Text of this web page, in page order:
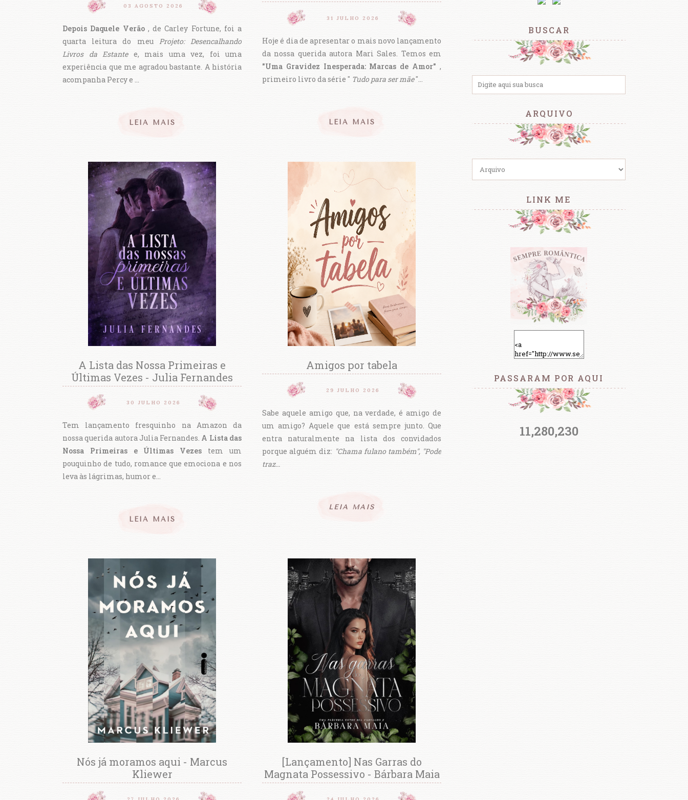
03 AGOSTO 2026
Depois Daquele Verão, de Carley Fortune, foi a
quarta leitura do meu Projeto: Desencalhando
Livros da Estantee, mais uma vez, foi uma
experiência que me agradou bastante. A história
acompanha Percy e …
LEIA MAIS
31 JULHO 2026
Hoje é dia de apresentar o mais novo lançamento
da nossa querida autora Mari Sales. Temos em
"Uma Gravidez Inesperada: Marcas de Amor" ,
primeiro livro da série " Tudo para ser mãe"…
LEIA MAIS
A Lista das Nossa Primeiras e
Últimas Vezes - Julia Fernandes
30 JULHO 2026
Tem lançamento fresquinho na Amazon da
nossa querida autora Julia Fernandes. A Lista das
Nossa Primeiras e Últimas Vezes tem um
pouquinho de tudo, romance que emociona e nos
leva às lágrimas, humor e…
LEIA MAIS
Amigos por tabela
29 JULHO 2026
Sabe aquele amigo que, na verdade, é amigo de
um amigo? Aquele que está sempre junto. Que
entra naturalmente na lista dos convidados
porque alguém diz: "Chama fulano também", "Pode
traz…
LEIA MAIS
Nós já moramos aqui - Marcus
Kliewer
[Lançamento] Nas Garras do
Magnata Possessivo - Bárbara Maia
BUSCAR
ARQUIVO
LINK ME
PASSARAM POR AQUI
11,280,230